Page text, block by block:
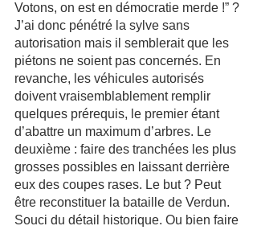
Votons, on est en démocratie merde !” ?
J’ai donc pénétré la sylve sans
autorisation mais il semblerait que les
piétons ne soient pas concernés. En
revanche, les véhicules autorisés
doivent vraisemblablement remplir
quelques prérequis, le premier étant
d’abattre un maximum d’arbres. Le
deuxième : faire des tranchées les plus
grosses possibles en laissant derrière
eux des coupes rases. Le but ? Peut
être reconstituer la bataille de Verdun.
Souci du détail historique. Ou bien faire